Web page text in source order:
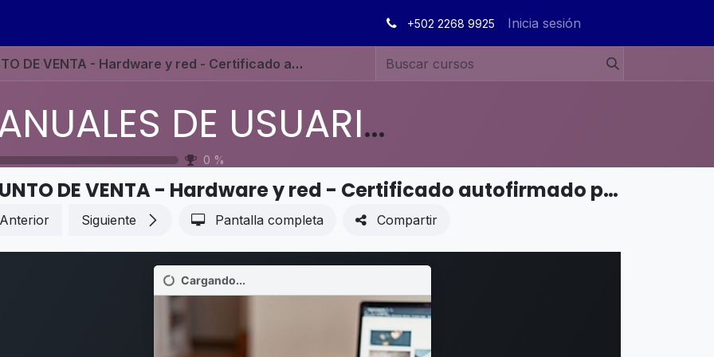
+502 2268 9925 Inicia sesión
VENTA - Hardware y red - Certificado autofirmado para impresoras electrónicas del PdV
MANUALES DE USUARIO EN ESPAÑOL ODOO 19
0 %
PUNTO DE VENTA - Hardware y red - Certificado autofirmado para impresoras electrónicas del PdV
Anterior Siguiente Pantalla completa Compartir